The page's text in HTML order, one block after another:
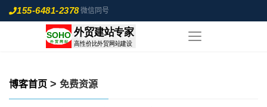
155-6481-2378微信同号
博客首页 > 免费资源